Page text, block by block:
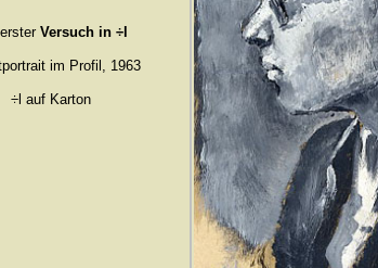
Versuch in ÷l
im Profil, 1963
÷l auf Karton